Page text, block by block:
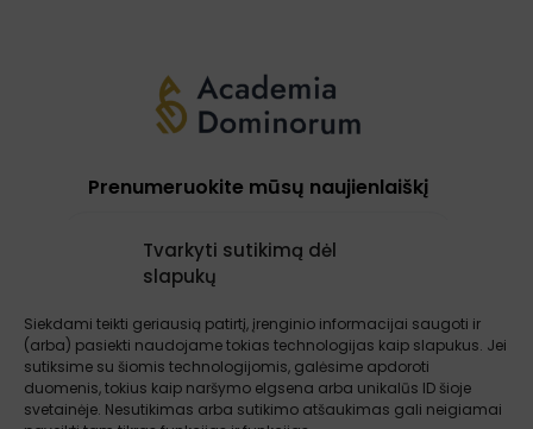
Tvarkyti sutikimą dėl
slapukų
Siekdami teikti geriausią patirtį, įrenginio informacijai saugoti ir
(arba) pasiekti naudojame tokias technologijas kaip slapukus. Jei
sutiksime su šiomis technologijomis, galėsime apdoroti
duomenis, tokius kaip naršymo elgsena arba unikalūs ID šioje
svetainėje. Nesutikimas arba sutikimo atšaukimas gali neigiamai
Prenumeruokite mūsų naujienlaiškį
Apie mus Paslaugos
Atsiliepimai
Įžvalgos
Kontaktai Sąlygos ir taisyklės